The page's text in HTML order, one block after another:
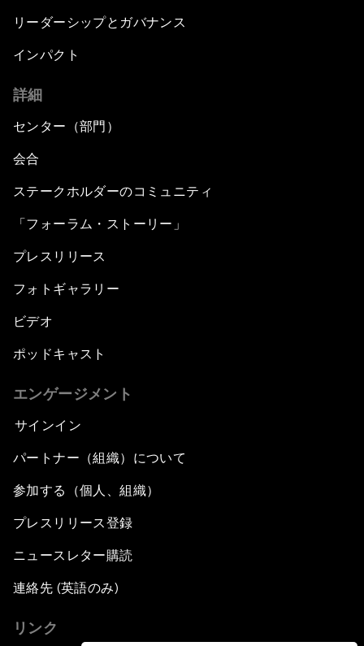
リーダーシップとガバナンス
インパクト
詳細
センター（部門）
会合
ステークホルダーのコミュニティ
「フォーラム・ストーリー」
プレスリリース
フォトギャラリー
ビデオ
ポッドキャスト
エンゲージメント
サインイン
パートナー（組織）について
参加する（個人、組織）
プレスリリース登録
ニュースレター購読
連絡先 (英語のみ)
リンク